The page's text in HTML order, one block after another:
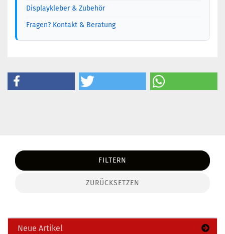
Displaykleber & Zubehör
Fragen? Kontakt & Beratung
FILTERN
ZURÜCKSETZEN
Neue Artikel